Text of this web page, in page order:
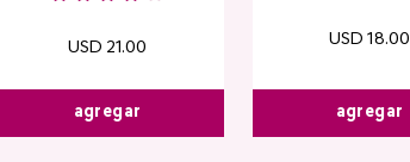
USD 21 .00
agregar
USD 18.00
agregar